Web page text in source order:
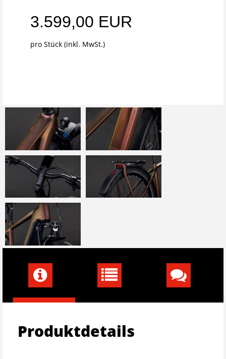
3.599,00 EUR
pro Stück (inkl. MwSt.)
Produktdetails